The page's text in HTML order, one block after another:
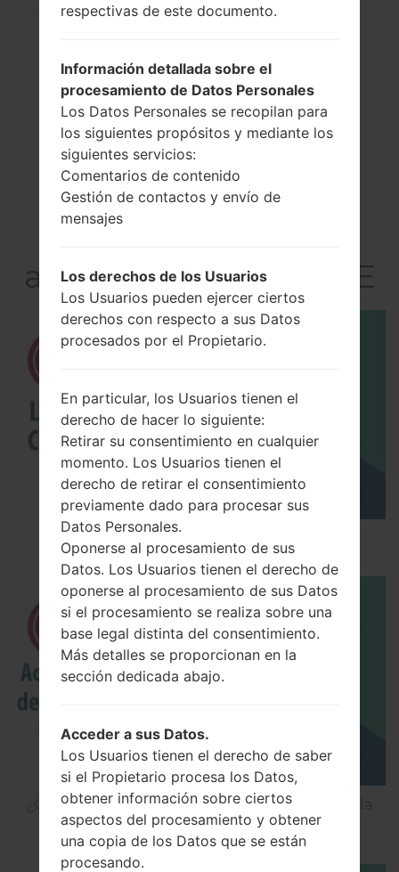
El vídeo
akaLG Optimus G LTE
Los 5 principales Códigos Secretos para LG!
¿Cómo Activar las Opciones de Desarrollador y la
Depuración USB en LG?
respectivas de este documento.
Información detallada sobre el
procesamiento de Datos Personales
Los Datos Personales se recopilan para
los siguientes propósitos y mediante los
siguientes servicios:
Comentarios de contenido
Gestión de contactos y envío de
mensajes
Los derechos de los Usuarios
Los Usuarios pueden ejercer ciertos
derechos con respecto a sus Datos
procesados por el Propietario.
En particular, los Usuarios tienen el
derecho de hacer lo siguiente:
Retirar su consentimiento en cualquier
momento. Los Usuarios tienen el
derecho de retirar el consentimiento
previamente dado para procesar sus
Datos Personales.
Oponerse al procesamiento de sus
Datos. Los Usuarios tienen el derecho de
oponerse al procesamiento de sus Datos
si el procesamiento se realiza sobre una
base legal distinta del consentimiento.
Más detalles se proporcionan en la
sección dedicada abajo.
Acceder a sus Datos.
Los Usuarios tienen el derecho de saber
si el Propietario procesa los Datos,
obtener información sobre ciertos
aspectos del procesamiento y obtener
una copia de los Datos que se están
procesando.